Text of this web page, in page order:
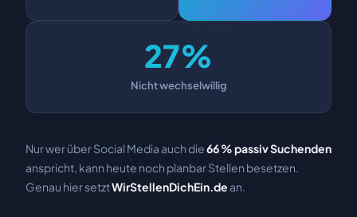
27%
Nicht wechselwillig
Nur wer über Social Media auch die66 % passiv Suchenden
anspricht, kann heute noch planbar Stellen besetzen.
Genau hier setztWirStellenDichEin.de an.